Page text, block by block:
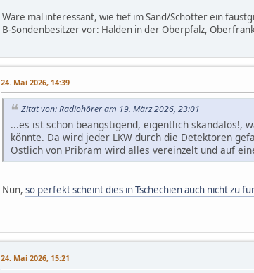
Wäre mal interessant, wie tief im Sand/Schotter ein
B-Sondenbesitzer vor: Halden in der Oberpfalz,
24. Mai 2026, 14:39
Zitat von: Radiohörer am 19. März 2026, 23:01
...es ist schon beängstigend, eigentlich skandalös!,
könnte. Da wird jeder LKW durch die Detektoren
Östlich von Pribram wird alles vereinzelt und auf
Nun, so perfekt scheint dies in Tschechien auch nicht zu
24. Mai 2026, 15:21